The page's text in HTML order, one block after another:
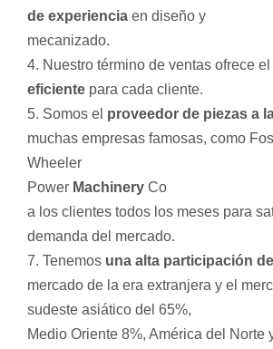
de experiencia en diseño y
mecanizado.
4. Nuestro término de ventas ofrece el
eficiente para cada cliente.
5. Somos el proveedor de piezas a
muchas empresas famosas, como
Wheeler
Power Machinery Co
a los clientes todos los meses para
demanda del mercado.
7. Tenemos una alta participación
mercado de la era extranjera y el
sudeste asiático del 65%,
Medio Oriente 8%, América del Norte